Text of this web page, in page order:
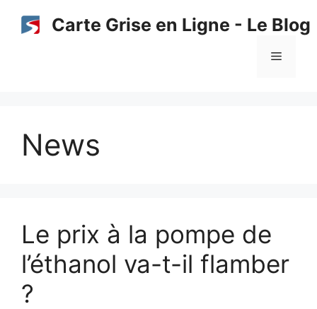
Carte Grise en Ligne - Le Blog
Menu
News
Le prix à la pompe de
l’éthanol va-t-il flamber
?